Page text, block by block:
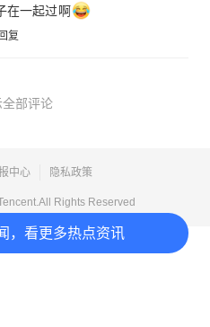
，看更多热点资讯
在一起过啊
回复
全部评论
中心 隐私政策
Rights Reserved